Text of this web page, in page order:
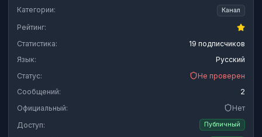
Категории: Канал
Рейтинг:
Статистика:
19 подписчиков
Язык:
Русский
Статус:
Не проверен
Сообщений:
2
Официальный:
Нет
Доступ:
Публичный